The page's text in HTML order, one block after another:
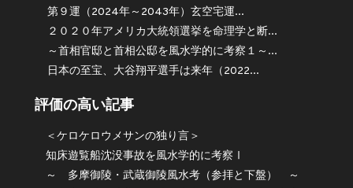
第９運（2024年～2043年）玄空宅運...
２０２０年アメリカ大統領選挙を命理学と断...
～首相官邸と首相公邸を風水学的に考察１～...
日本の至宝、大谷翔平選手は来年（2022...
評価の高い記事
＜ケロケロウメサンの独り言＞
知床遊覧船沈没事故を風水学的に考察Ⅰ
～ 多摩御陵・武蔵御陵風水考（参拝と下盤） ～